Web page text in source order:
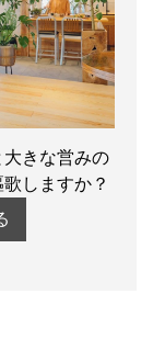
大きな営みの
しますか？